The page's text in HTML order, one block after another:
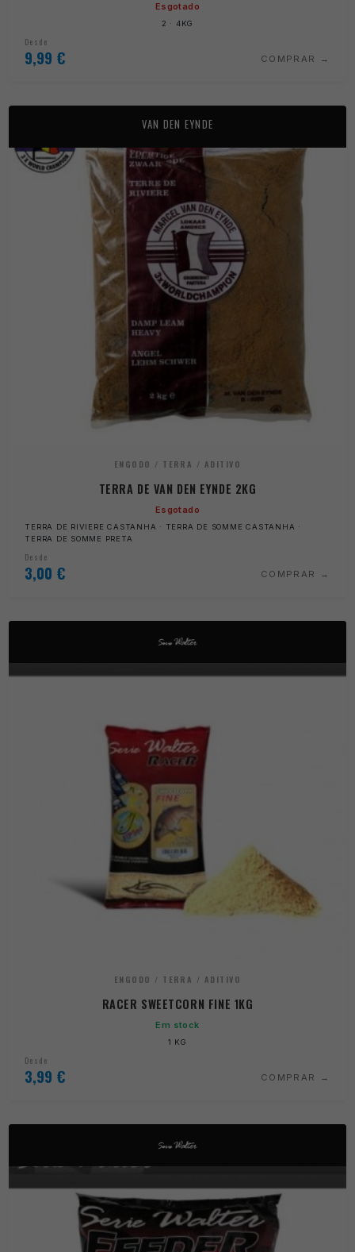
Esgotado
2 · 4KG
Desde
9,99 € COMPRAR
VAN DEN EYNDE
ENGODO / TERRA / ADITIVO
TERRA DE VAN DEN EYNDE 2KG
Esgotado
TERRA DE RIVIERE CASTANHA · TERRA DE SOMME CASTANHA ·
TERRA DE SOMME PRETA
Desde
3,00 € COMPRAR
ENGODO / TERRA / ADITIVO
RACER SWEETCORN FINE 1KG
Em stock
1 KG
Desde
3,99 € COMPRAR